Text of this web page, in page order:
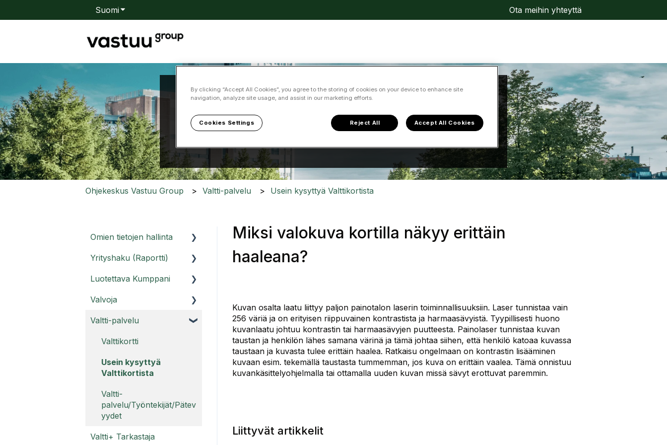
SuomiNäytä käännöksien alavalikko Ota meihin yhteyttä
Kuinka voimme auttaa?
Ehdotuksia ei ole, koska hakukenttä on tyhjä.
Ohjekeskus Vastuu Group Valtti-palvelu Usein kysyttyä Valttikortista
Miksi valokuva kortilla näkyy erittäin
haaleana?
Kuvan osalta laatu liittyy paljon painotalon laserin toiminnallisuuksiin. Laser tunnistaa vain
256 väriä ja on erityisen riippuvainen kontrastista ja harmaasävyistä. Tyypillisesti huono
kuvanlaatu johtuu kontrastin tai harmaasävyjen puutteesta. Painolaser tunnistaa kuvan
taustan ja henkilön lähes samana värinä ja tämä johtaa siihen, että henkilö katoaa kuvassa
taustaan ja kuvasta tulee erittäin haalea. Ratkaisu ongelmaan on kontrastin lisääminen
kuvaan esim. tekemällä taustasta tummemman, jos kuva on erittäin vaalea. Tämä onnistuu
kuvankäsittelyohjelmalla tai ottamalla uuden kuvan missä sävyt erottuvat paremmin.
Liittyvät artikkelit
Omien tietojen hallinta
Asiakasportaali
Käyttäjätunnukset
Usein kysyttyä tilistä
Yrityshaku (Raportti)
Raporttihaku ja Raportti
palvelusta
Usein kysyttyä Raportti
Luotettava Kumppani
Luotettava Kumppani -
Kestävyysraportti
Luotettava Kumppani
Legal compliance -
Luotettava Kumppani
Luottamusmerkki
Luotettava Kumppani
Valvoja
Valvoja-ohjeet
Usein kysyttyä Valvojasta
Valtti-palvelu
Valttikortti
Usein kysyttyä
Valttikortista
Valtti-
palvelu/Työntekijät/Pätev
yydet
Valtti+ Tarkastaja
By clicking “Accept All Cookies”, you agree to the storing of cookies on your device to enhance site
navigation, analyze site usage, and assist in our marketing efforts.
Cookies Settings Reject All Accept All Cookies